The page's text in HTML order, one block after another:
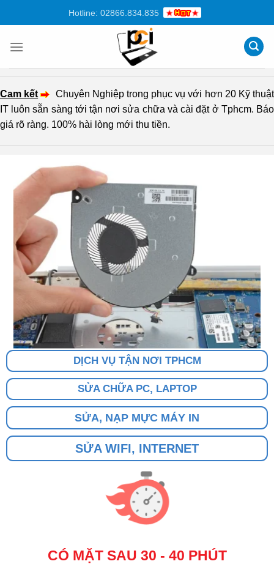
dung
Hotline: 02866.834.835
Cam kết
Chuyên Nghiệp trong phục vụ với hơn 20 Kỹ thuật
IT luôn sẵn sàng tới tận nơi sửa chữa và cài đặt ở Tphcm. Báo
giá rõ ràng. 100% hài lòng mới thu tiền.
DỊCH VỤ TẬN NƠI TPHCM
SỬA CHỮA PC, LAPTOP
SỬA, NẠP MỰC MÁY IN
SỬA WIFI, INTERNET
CÓ MẶT SAU 30 - 40 PHÚT